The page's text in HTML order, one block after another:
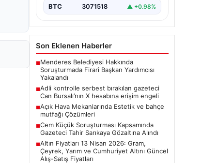
BTC 3071518 ▲ +0.98%
Son Eklenen Haberler
■Menderes Belediyesi Hakkında
Soruşturmada Firari Başkan Yardımcısı
Yakalandı
■Adli kontrolle serbest bırakılan gazeteci
Can Bursalı’nın X hesabına erişim engeli
■Açık Hava Mekanlarında Estetik ve bahçe
mutfağı Çözümleri
■Cem Küçük Soruşturması Kapsamında
Gazeteci Tahir Sarıkaya Gözaltına Alındı
■Altın Fiyatları 13 Nisan 2026: Gram,
Çeyrek, Yarım ve Cumhuriyet Altını Güncel
Alış-Satış Fiyatları